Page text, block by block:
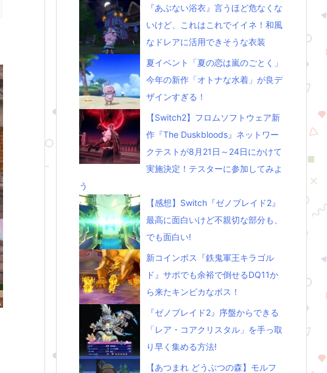
『あぶない浴衣』言うほど危なくな
いけど、これはこれでイイネ！和風
なドレアに活用できそうな衣装
夏イベント「夏の恋は嵐のごとく」
今年の新作「オトナな水着」が良デ
ザインすぎる！
【Switch2】フロムソフトウェア新
作『The Duskbloods』ネットワー
クテストが8月21日～24日にかけて
実施決定！テスターに参加してみよ
う
【感想】Switch『ゼノブレイド2』
最高に面白いけど不親切な部分も、
でも面白い!
新コインボス『鉄鬼軍王キラゴル
ド』サポでも余裕で倒せるDQ11か
ら来たキンピカなボス！
『ゼノブレイド2』序盤からできる
「レア・コアクリスタル」を手っ取
り早く集める方法!
【あつまれ どうぶつの森】モルフ